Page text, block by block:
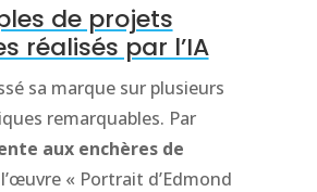
de projets
réalisés par l’IA
sa marque sur plusieurs
remarquables. Par
aux enchères de
« Portrait d’Edmond